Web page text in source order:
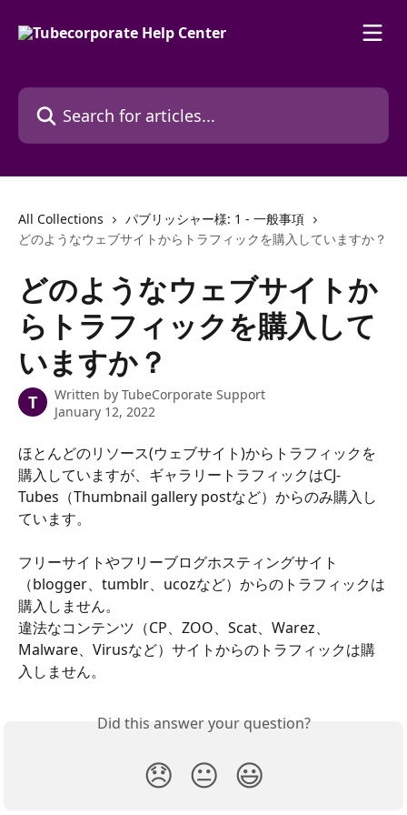
Search for articles...
All Collections
パブリッシャー様: 1 - 一般事項
どのようなウェブサイトからトラフィックを購入していますか？
どのようなウェブサイトか
らトラフィックを購入して
いますか？
T Written by TubeCorporate Support
January 12, 2022
ほとんどのリソース(ウェブサイト)からトラフィックを
購入していますが、ギャラリートラフィックはCJ-
Tubes（Thumbnail gallery postなど）からのみ購入し
ています。
フリーサイトやフリーブログホスティングサイト
（blogger、tumblr、ucozなど）からのトラフィックは
購入しません。
違法なコンテンツ（CP、ZOO、Scat、Warez、
Malware、Virusなど）サイトからのトラフィックは購
入しません。
Did this answer your question?
😞 😐 😃